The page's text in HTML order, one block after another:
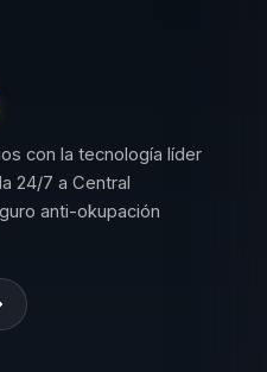
con la tecnología líder
24/7 a Central
anti-okupación